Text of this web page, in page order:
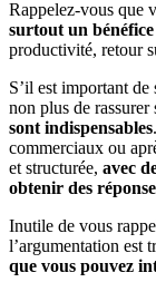
Rappelez-vous que
surtout un
productivité, retour
S’il est important
non plus de rassurer
sont indispensables
commerciaux ou
et structurée, avec
obtenir des
Inutile de vous
l’argumentation est
que vous pouvez